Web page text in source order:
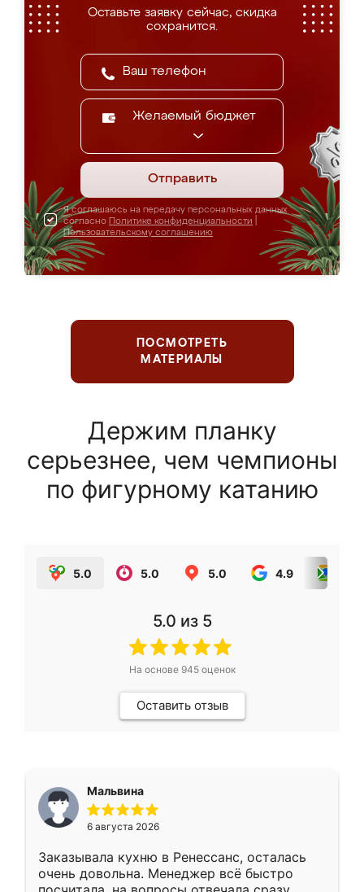
Оставьте заявку сейчас, скидка
сохранится.
Желаемый бюджет
Отправить
Я соглашаюсь на передачу персональных данных
согласно Политике конфиденциальности
Пользовательскому соглашению
ПОСМОТРЕТЬ
МАТЕРИАЛЫ
Держим планку
серьезнее, чем чемпионы
по фигурному катанию
5.0 5.0 5.0 4.9
5.0 из 5
На основе 945оценок
Оставить отзыв
Мальвина
6 августа 2026
Заказывала кухню в Ренессанс, осталась
очень довольна. Менеджер всё быстро